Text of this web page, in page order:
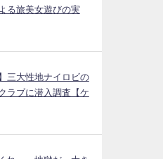
る旅美女遊びの実
三大性地ナイロビの
ラブに潜入調査【ケ